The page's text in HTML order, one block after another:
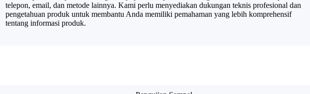
telepon, email, dan metode lainnya. Kami perlu menyediakan dukungan teknis profesional dan
pengetahuan produk untuk membantu Anda memiliki pemahaman yang lebih komprehensif
tentang informasi produk.